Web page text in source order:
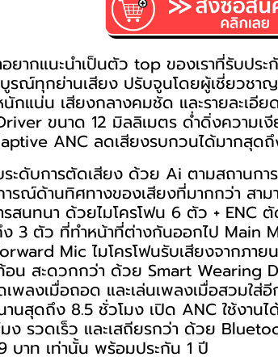
ยากแนะนำเป็นตัว top ของเราที่รับประ
ณ์ทุกย่านเสียง ปรับจูนโดยผู้เชี่ยวชาญ
นักแน่น เสียงกลางคมชัด และรายละเ
ขนาด 12 มิลลิเมตร ด่ำดิ่งความเ
ANC ลดเสียงรบกวนได้มากสุด
ระดับการตัดเสียง ด้วย Ai ตามสถานก
ารณ์ด้านทิศทางของเสียงที่มากกว่า สาม
สนทนา ด้วยไมโครโฟน 6 ตัว + ENC
ง 3 ตัว ที่ทำหน้าที่ต่างกันออกไป Main
Mic ไมโครโฟนรับเสียงจากภา
อน สะดวกกว่า ด้วย Smart Wearing
เพลงเมื่อถอด และเล่นเพลงเมื่อสวมใ
านสุดถึง 8.5 ชั่วโมง เปิด ANC ใช้งานไ
ง รวดเร็ว และเสถียรกว่า ด้วย
บาท เท่านั้น พร้อมประกัน 1 ปี